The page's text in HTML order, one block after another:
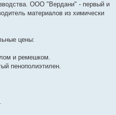
ООО "Вердани" - первый и
материалов из химически
цены:
и ремешком.
пенополиэтилен.